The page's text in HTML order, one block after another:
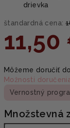
drievka
štandardná cena:
11,50
cena:
Môžeme doručiť
Možnosti
Vernostný
Množstevná